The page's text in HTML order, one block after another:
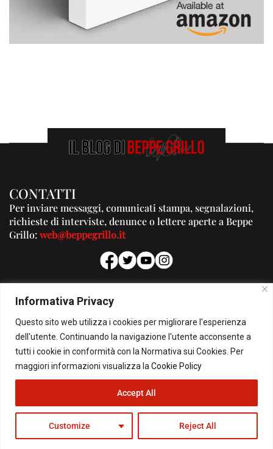
Informativa Privacy
Questo sito web utilizza i cookies per migliorare l'esperienza
dell'utente. Continuando la navigazione l'utente acconsente a
tutti i cookie in conformità con la Normativa sui Cookies. Per
maggiori informazioni visualizza la Cookie Policy
Customize Reject All
Accept All
CONTATTI
Per inviare messaggi, comunicati stampa, segnalazioni,
richieste di interviste, denunce o lettere aperte a Beppe
Grillo:web@beppegrillo.it
PUBBLICITA'
Per la tua pubblicità su questo Blog:
pubblicita@beppegrillo.it
© Copyright 2026 - Il Blog di Beppe Grillo. All Rights Reserved - Powered by
happygrafic.com